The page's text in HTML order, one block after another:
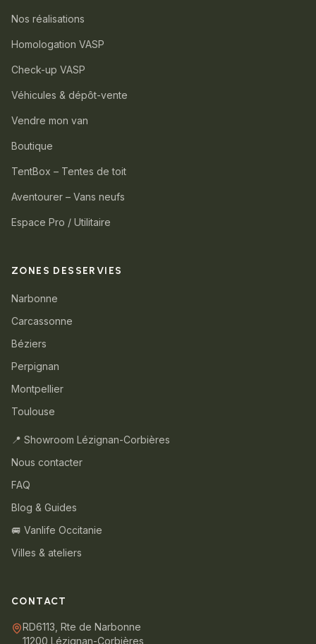
Nos réalisations
Homologation VASP
Check-up VASP
Véhicules & dépôt-vente
Vendre mon van
Boutique
TentBox – Tentes de toit
Aventourer – Vans neufs
Espace Pro / Utilitaire
ZONES DESSERVIES
Narbonne
Carcassonne
Béziers
Perpignan
Montpellier
Toulouse
📍 Showroom Lézignan-Corbières
Nous contacter
FAQ
Blog & Guides
🚐 Vanlife Occitanie
Villes & ateliers
CONTACT
RD6113, Rte de Narbonne
11200 Lézignan-Corbières